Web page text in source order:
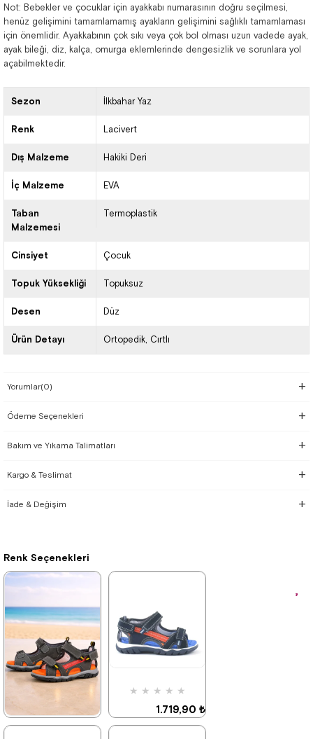
Not: Bebekler ve çocuklar için ayakkabı numarasının doğru seçilmesi,
henüz gelişimini tamamlamamış ayakların gelişimini sağlıklı tamamlaması
için önemlidir. Ayakkabının çok sıkı veya çok bol olması uzun vadede ayak,
ayak bileği, diz, kalça, omurga eklemlerinde dengesizlik ve sorunlara yol
açabilmektedir.
Sezon İlkbahar Yaz
Renk Lacivert
Dış Malzeme Hakiki Deri
İç Malzeme EVA
Taban
Malzemesi
Termoplastik
Cinsiyet Çocuk
Topuk Yüksekliği Topuksuz
Desen Düz
Ürün Detayı Ortopedik Cırtlı
Yorumlar(0)
Ödeme Seçenekleri
Bakım ve Yıkama Talimatları
Kargo & Teslimat
İade & Değişim
Renk Seçenekleri
★ ★ ★ ★ ★
1.719,90 ₺
2.949,90 ₺